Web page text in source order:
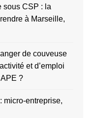
sous CSP : la
à Marseille,
de couveuse
et d’emploi
?
micro-entreprise,